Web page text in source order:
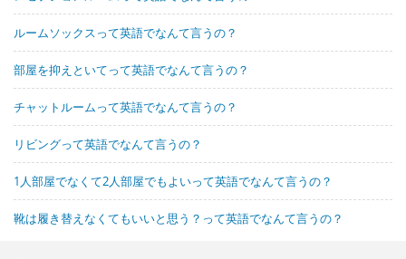
ルームソックスって英語でなんて言うの？
部屋を抑えといてって英語でなんて言うの？
チャットルームって英語でなんて言うの？
リビングって英語でなんて言うの？
1人部屋でなくて2人部屋でもよいって英語でなんて言うの？
靴は履き替えなくてもいいと思う？って英語でなんて言うの？